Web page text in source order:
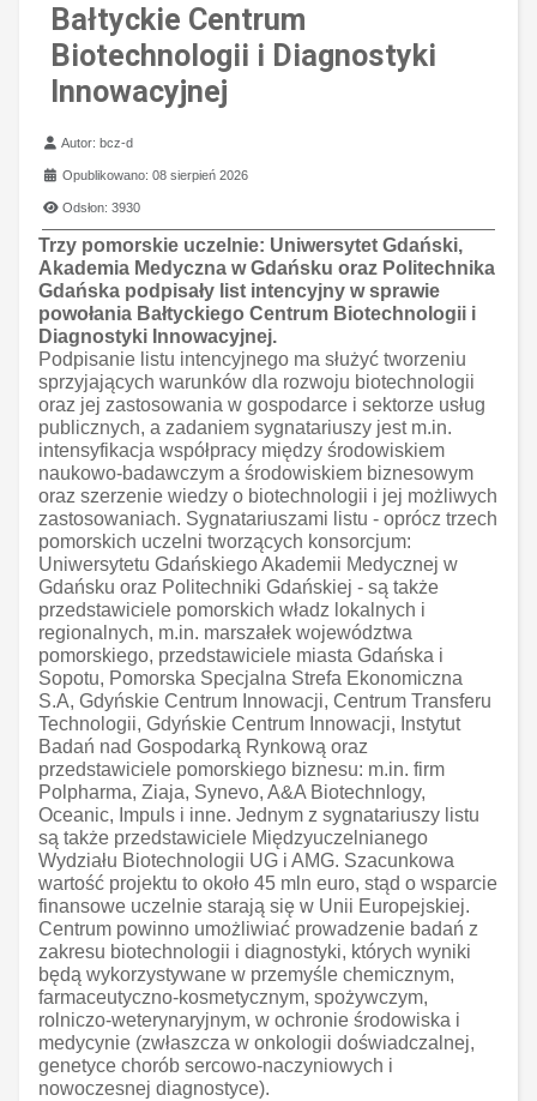
Bałtyckie Centrum
Biotechnologii i Diagnostyki
Innowacyjnej
Szczegóły
Autor:bcz-d
Opublikowano: 08 sierpień 2026
Odsłon: 3930
Trzy pomorskie uczelnie: Uniwersytet Gdański,
Akademia Medyczna w Gdańsku oraz Politechnika
Gdańska podpisały list intencyjny w sprawie
powołania Bałtyckiego Centrum Biotechnologii i
Diagnostyki Innowacyjnej.
Podpisanie listu intencyjnego ma służyć tworzeniu
sprzyjających warunków dla rozwoju biotechnologii
oraz jej zastosowania w gospodarce i sektorze usług
publicznych, a zadaniem sygnatariuszy jest m.in.
intensyfikacja współpracy między środowiskiem
naukowo-badawczym a środowiskiem biznesowym
oraz szerzenie wiedzy o biotechnologii i jej możliwych
zastosowaniach. Sygnatariuszami listu - oprócz trzech
pomorskich uczelni tworzących konsorcjum:
Uniwersytetu Gdańskiego Akademii Medycznej w
Gdańsku oraz Politechniki Gdańskiej - są także
przedstawiciele pomorskich władz lokalnych i
regionalnych, m.in. marszałek województwa
pomorskiego, przedstawiciele miasta Gdańska i
Sopotu, Pomorska Specjalna Strefa Ekonomiczna
S.A, Gdyńskie Centrum Innowacji, Centrum Transferu
Technologii, Gdyńskie Centrum Innowacji, Instytut
Badań nad Gospodarką Rynkową oraz
przedstawiciele pomorskiego biznesu: m.in. firm
Polpharma, Ziaja, Synevo, A&A Biotechnlogy,
Oceanic, Impuls i inne. Jednym z sygnatariuszy listu
są także przedstawiciele Międzyuczelnianego
Wydziału Biotechnologii UG i AMG. Szacunkowa
wartość projektu to około 45 mln euro, stąd o wsparcie
finansowe uczelnie starają się w Unii Europejskiej.
Centrum powinno umożliwiać prowadzenie badań z
zakresu biotechnologii i diagnostyki, których wyniki
będą wykorzystywane w przemyśle chemicznym,
farmaceutyczno-kosmetycznym, spożywczym,
rolniczo-weterynaryjnym, w ochronie środowiska i
medycynie (zwłaszcza w onkologii doświadczalnej,
genetyce chorób sercowo-naczyniowych i
nowoczesnej diagnostyce).